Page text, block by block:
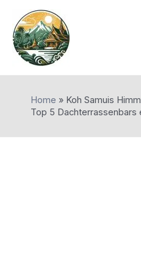
content
Home » Koh Samuis
Top 5 Dachterrassenbars